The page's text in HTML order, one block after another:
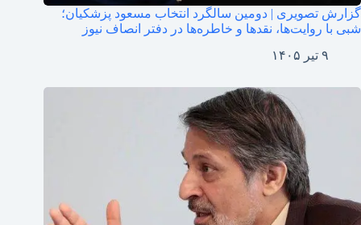
گزارش تصویری | دومین سالگرد انتخاب مسعود پزشکیان؛
شبی با روایت‌ها، نقدها و خاطره‌ها در دفتر انصاف نیوز
۹ تیر ۱۴۰۵